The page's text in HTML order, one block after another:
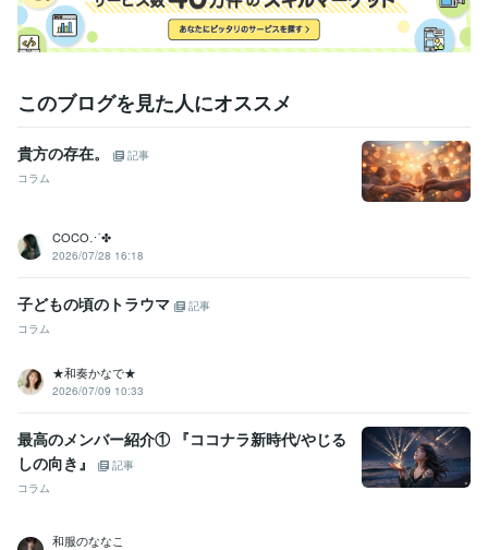
このブログを見た人にオススメ
貴方の存在。
記事
コラム
COCO⋰✤
2026/07/28 16:18
子どもの頃のトラウマ
記事
コラム
★和奏かなで★
2026/07/09 10:33
最高のメンバー紹介① 『ココナラ新時代/やじる
しの向き』
記事
コラム
和服のななこ